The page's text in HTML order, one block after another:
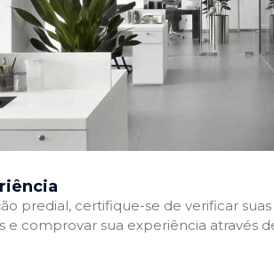
predial, certifique-se de verificar
comprovar sua experiência através